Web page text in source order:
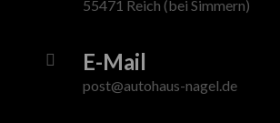
55471 Reich (bei Simmern)
E-Mail
post@autohaus-nagel.de